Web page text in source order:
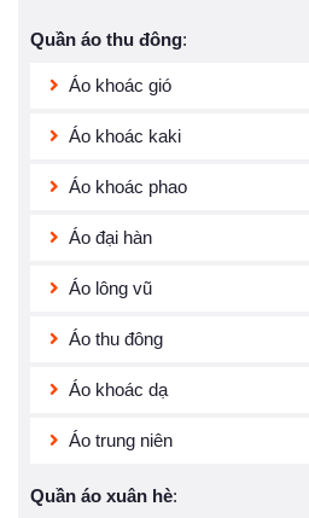
Quần áo thu đông:
Áo khoác gió
Áo khoác kaki
Áo khoác phao
Áo đại hàn
Áo lông vũ
Áo thu đông
Áo khoác dạ
Áo trung niên
Quần áo xuân hè: